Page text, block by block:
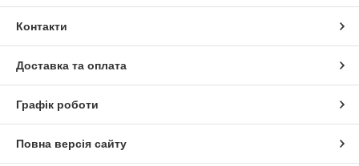
Контакти
Доставка та оплата
Графік роботи
Повна версія сайту